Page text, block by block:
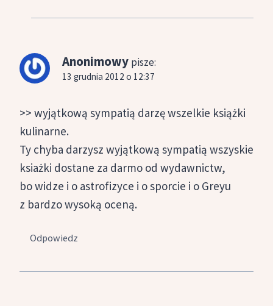
Anonimowy pisze:
13 grudnia 2012 o 12:37
>> wyjątkową sympatią darzę wszelkie książki
kulinarne.
Ty chyba darzysz wyjątkową sympatią wszyskie
ksiażki dostane za darmo od wydawnictw,
bo widze i o astrofizyce i o sporcie i o Greyu
z bardzo wysoką oceną.
Odpowiedz